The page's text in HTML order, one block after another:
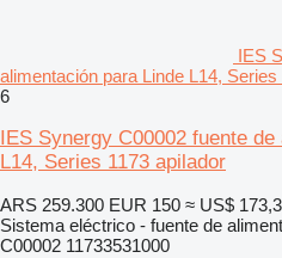
IES
alimentación para Linde L14, Series
6
IES Synergy C00002 fuente
L14, Series 1173 apilador
ARS 259.300 EUR 150 ≈ US$
Sistema eléctrico - fuente de
C00002 11733531000